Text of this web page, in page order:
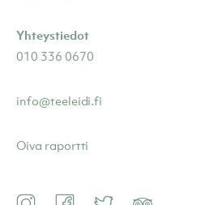
Yhteystiedot
010 336 0670
info@teeleidi.fi
Oiva raportti